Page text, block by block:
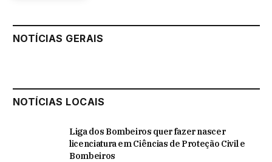
NOTÍCIAS GERAIS
NOTÍCIAS LOCAIS
Liga dos Bombeiros quer fazer nascer
licenciatura em Ciências de Proteção Civil e
Bombeiros